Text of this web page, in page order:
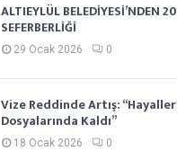
ALTIEYLÜL BELEDİYESİ’NDEN
SEFERBERLİĞİ
29 Ocak 2026 0
Vize Reddinde Artış:
Dosyalarında Kaldı”
18 Ocak 2026 0